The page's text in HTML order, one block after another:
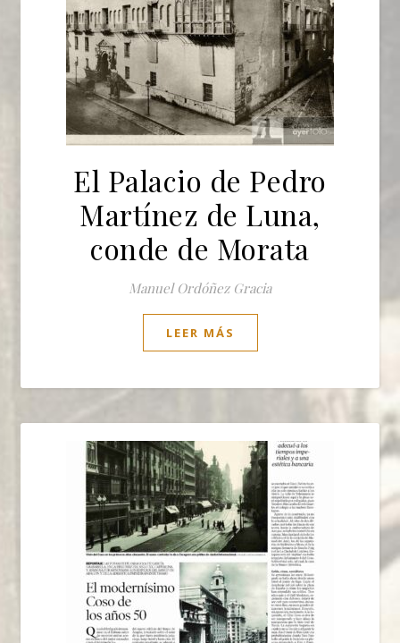
El Palacio de Pedro
Martínez de Luna,
conde de Morata
Manuel Ordóñez Gracia
LEER MÁS